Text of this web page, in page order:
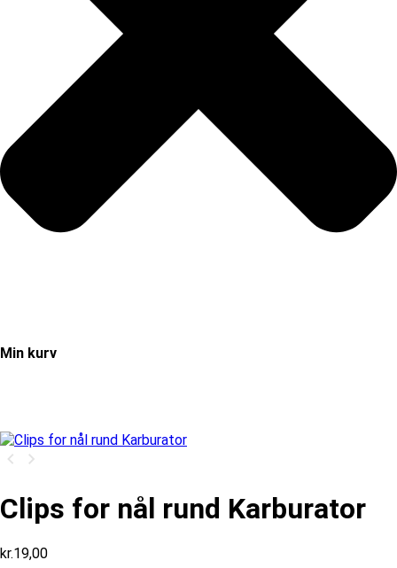
Min kurv
Clips for nål rund Karburator
kr.19,00